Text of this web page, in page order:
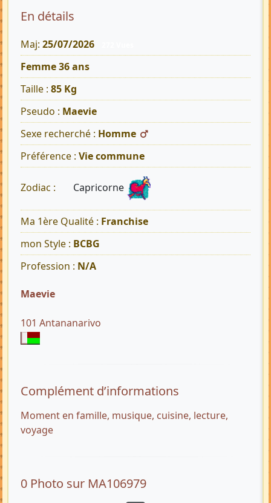
En détails
Maj: 25/07/2026
Femme 36 ans
Taille : 85 Kg
Pseudo : Maevie
Sexe recherché : Homme
Préférence : Vie commune
Zodiac : Capricorne
Ma 1ère Qualité : Franchise
mon Style : BCBG
Profession : N/A
Maevie
101 Antananarivo
Complément d’informations
Moment en famille, musique, cuisine, lecture,
voyage
0 Photo sur MA106979